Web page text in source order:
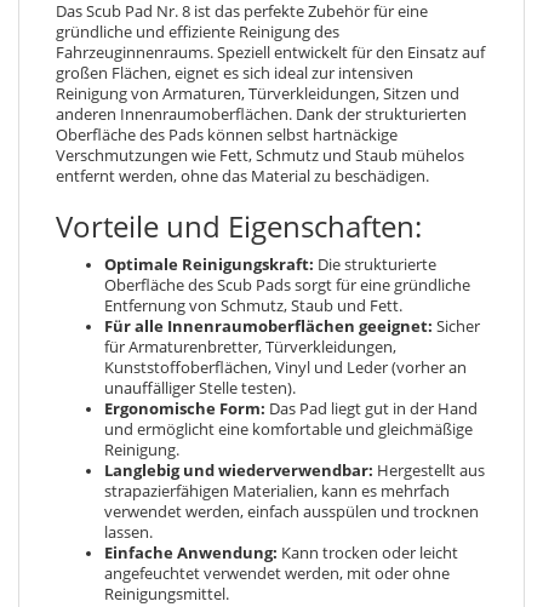
Das Scub Pad Nr. 8 ist das perfekte Zubehör für eine
gründliche und effiziente Reinigung des
Fahrzeuginnenraums. Speziell entwickelt für den Einsatz auf
großen Flächen, eignet es sich ideal zur intensiven
Reinigung von Armaturen, Türverkleidungen, Sitzen und
anderen Innenraumoberflächen. Dank der strukturierten
Oberfläche des Pads können selbst hartnäckige
Verschmutzungen wie Fett, Schmutz und Staub mühelos
entfernt werden, ohne das Material zu beschädigen.
Vorteile und Eigenschaften:
Optimale Reinigungskraft: Die strukturierte
Oberfläche des Scub Pads sorgt für eine gründliche
Entfernung von Schmutz, Staub und Fett.
Für alle Innenraumoberflächen geeignet: Sicher
für Armaturenbretter, Türverkleidungen,
Kunststoffoberflächen, Vinyl und Leder (vorher an
unauffälliger Stelle testen).
Ergonomische Form: Das Pad liegt gut in der Hand
und ermöglicht eine komfortable und gleichmäßige
Reinigung.
Langlebig und wiederverwendbar: Hergestellt aus
strapazierfähigen Materialien, kann es mehrfach
verwendet werden, einfach ausspülen und trocknen
lassen.
Einfache Anwendung: Kann trocken oder leicht
angefeuchtet verwendet werden, mit oder ohne
Reinigungsmittel.